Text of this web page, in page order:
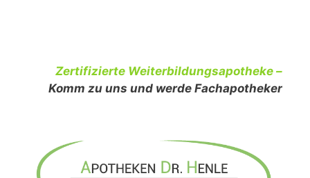
Zertifizierte Weiterbildungsapotheke –
Komm zu uns und werde Fachapotheker